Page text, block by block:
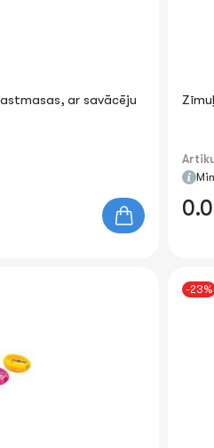
ar savācēju
-23%